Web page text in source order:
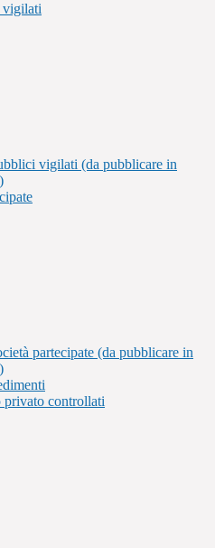
vigilati (da pubblicare in
partecipate (da pubblicare in
controllati